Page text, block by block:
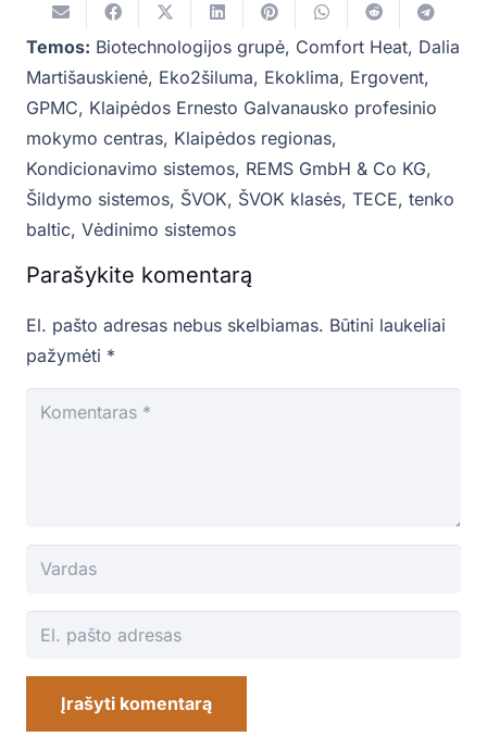
Temos: Biotechnologijos grupė, Comfort Heat, Dalia
Martišauskienė, Eko2šiluma, Ekoklima, Ergovent,
GPMC, Klaipėdos Ernesto Galvanausko profesinio
mokymo centras, Klaipėdos regionas,
Kondicionavimo sistemos, REMS GmbH & Co KG,
Šildymo sistemos, ŠVOK, ŠVOK klasės, TECE, tenko
baltic, Vėdinimo sistemos
Parašykite komentarą
El. pašto adresas nebus skelbiamas. Būtini laukeliai
pažymėti *
Įrašyti komentarą